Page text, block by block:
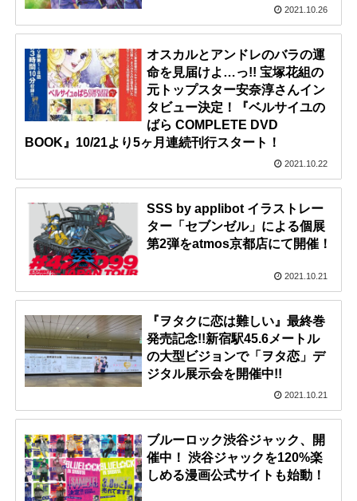
2021.10.26
オスカルとアンドレのバラの運
命を見届けよ…っ!! 宝塚花組の
元トップスター安奈淳さんイン
タビュー決定！『ベルサイユの
ばら COMPLETE DVD
BOOK』10/21より5ヶ月連続刊行スタート！
2021.10.22
SSS by applibot イラストレー
ター「セブンゼル」による個展
第2弾をatmos京都店にて開催！
2021.10.21
『ヲタクに恋は難しい』最終巻
発売記念!!新宿駅45.6メートル
の大型ビジョンで「ヲタ恋」デ
ジタル展示会を開催中!!
2021.10.21
ブルーロック渋谷ジャック、開
催中！ 渋谷ジャックを120%楽
しめる漫画公式サイトも始動！